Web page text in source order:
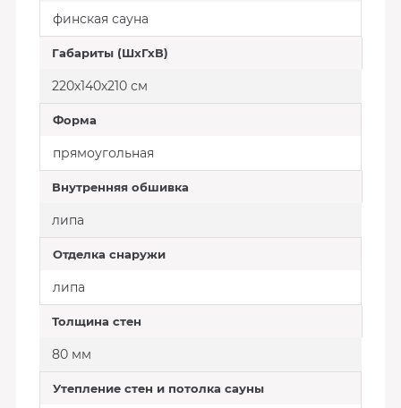
финская сауна
Габариты (ШхГхВ)
220х140х210 см
Форма
прямоугольная
Внутренняя обшивка
липа
Отделка снаружи
липа
Толщина стен
80 мм
Утепление стен и потолка сауны